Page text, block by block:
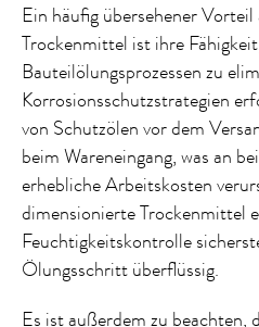
Ein häufig übersehener
Trockenmittel ist ihre
Bauteilölungsprozessen zu
Korrosionsschutzstrategien
von Schutzölen vor dem
beim Wareneingang, was an
erhebliche Arbeitskosten
dimensionierte Trockenmittel
Feuchtigkeitskontrolle
Ölungsschritt überflüssig.
Es ist außerdem zu